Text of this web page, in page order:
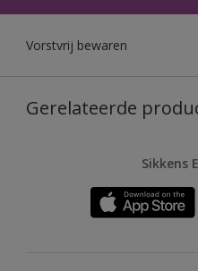
Vorstvrij bewaren
Gerelateerde
Sikkens